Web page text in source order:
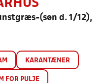
(søn d. 1/12),
KARANTÆNER
FOR PULJE